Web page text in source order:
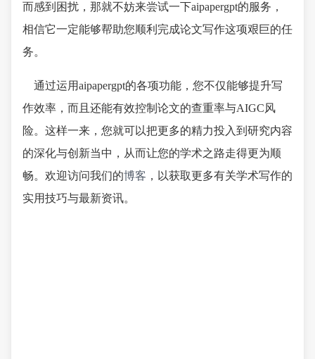
而感到困扰，那就不妨来尝试一下aipapergpt的服务，
相信它一定能够帮助您顺利完成论文写作这项艰巨的任
务。
通过运用aipapergpt的各项功能，您不仅能够提升写
作效率，而且还能有效控制论文的查重率与AIGC风
险。这样一来，您就可以把更多的精力投入到研究内容
的深化与创新当中，从而让您的学术之路走得更为顺
畅。欢迎访问我们的博客 ，以获取更多有关学术写作的
实用技巧与最新资讯。